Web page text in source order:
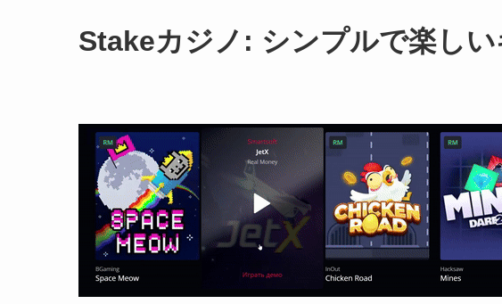
Stakeカジノ: シンプルで楽し